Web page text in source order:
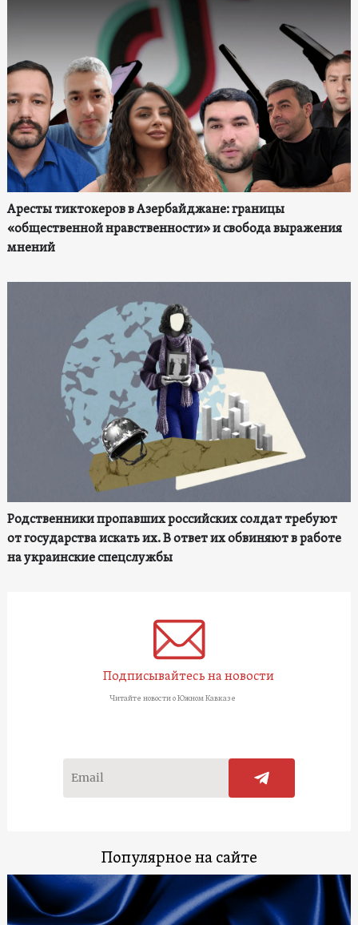
Аресты тиктокеров в Азербайджане: границы
«общественной нравственности» и свобода выражения
мнений
Родственники пропавших российских солдат требуют
от государства искать их. В ответ их обвиняют в работе
на украинские спецслужбы
Подписывайтесь на новости
Читайте новости о Южном Кавказе
Популярное на сайте